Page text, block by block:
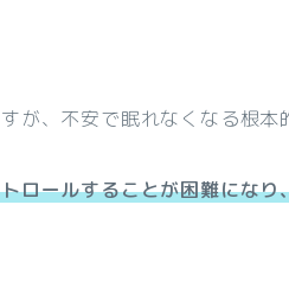
が、不安で眠れなくなる根本
ロールすることが困難にな